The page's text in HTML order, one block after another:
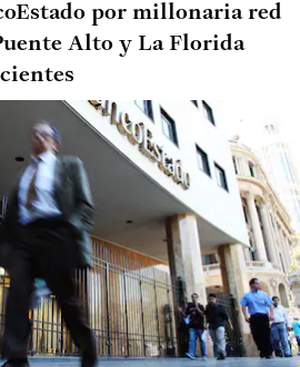
por millonaria red
Alto y La Florida